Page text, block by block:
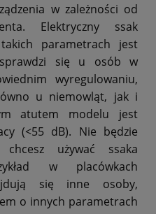
w zależności od
Elektryczny ssak
parametrach jest
się u osób w
wyregulowaniu,
u niemowląt, jak i
atutem modelu jest
(<55 dB). Nie będzie
używać ssaka
w placówkach
się inne osoby,
o innych parametrach